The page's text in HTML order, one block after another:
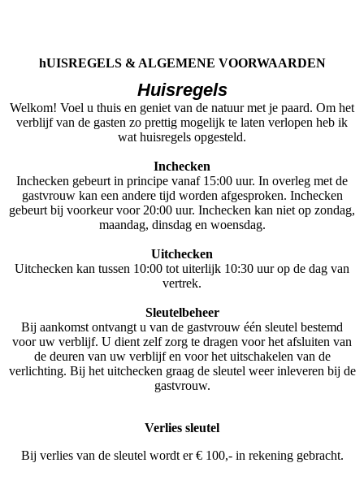
hUISREGELS & ALGEMENE VOORWAARDEN
Huisregels
Welkom! Voel u thuis en geniet van de natuur met je paard. Om het
verblijf van de gasten zo prettig mogelijk te laten verlopen heb ik
wat huisregels opgesteld.
Inchecken
Inchecken gebeurt in principe vanaf 15:00 uur. In overleg met de
gastvrouw kan een andere tijd worden afgesproken. Inchecken
gebeurt bij voorkeur voor 20:00 uur. Inchecken kan niet op zondag,
maandag, dinsdag en woensdag.
Uitchecken
Uitchecken kan tussen 10:00 tot uiterlijk 10:30 uur op de dag van
vertrek.
Sleutelbeheer
Bij aankomst ontvangt u van de gastvrouw één sleutel bestemd
voor uw verblijf. U dient zelf zorg te dragen voor het afsluiten van
de deuren van uw verblijf en voor het uitschakelen van de
verlichting. Bij het uitchecken graag de sleutel weer inleveren bij de
gastvrouw.
Verlies sleutel
Bij verlies van de sleutel wordt er € 100,- in rekening gebracht.